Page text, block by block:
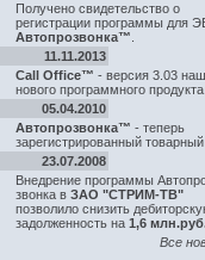
Получено свидетельство о
регистрации программы для
Автопрозвонка™
11.11.2013
Call Office™ - версия 3.03
нового программного продукта.
05.04.2010
Автопрозвонка™ - теперь
зарегистрированный товарный
23.07.2008
Внедрение программы
звонка в ЗАО "СТРИМ-ТВ"
позволило снизить
задолженность на 1,6
Все